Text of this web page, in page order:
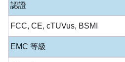
認證
FCC, CE, cTUVus, BSMI
EMC 等級